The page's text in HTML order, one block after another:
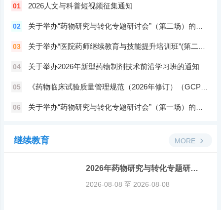
01 2026人文与科普短视频征集通知
02 关于举办“药物研究与转化专题研讨会”（第二场）的通知
03 关于举办“医院药师继续教育与技能提升培训班”(第二场)的通知
04 关于举办2026年新型药物制剂技术前沿学习班的通知
05 《药物临床试验质量管理规范（2026年修订）（GCP）网络培训班
06 关于举办“药物研究与转化专题研讨会”（第一场）的通知
继续教育 MORE
2026年药物研究与转化专题研讨会第二期
2026-08-08 至 2026-08-08